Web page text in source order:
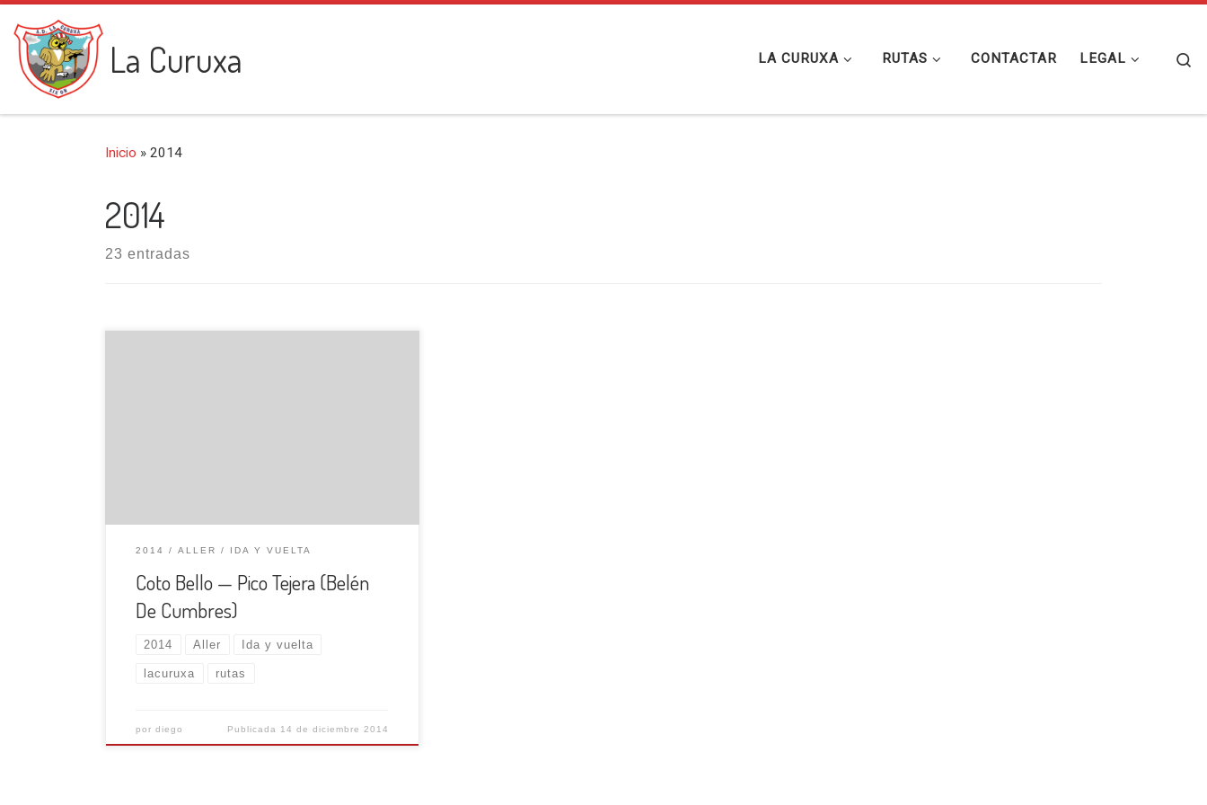
Saltar al contenido
La Curuxa LA CURUXA RUTAS CONTACTAR LEGAL
Inicio » 2014
2014
23 entradas
2014 ALLER IDA Y VUELTA
Coto Bello — Pico Tejera (Belén
De Cumbres)
2014 Aller Ida y vuelta
lacuruxa rutas
pordiego Publicada 14 de diciembre 2014